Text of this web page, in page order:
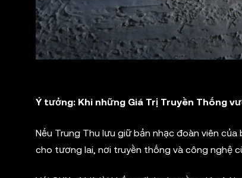
Ý tưởng: Khi những Giá Trị Truyền Thống
Nếu Trung Thu lưu giữ bản nhạc đoàn viên
cho tương lai, nơi truyền thống và công nghệ